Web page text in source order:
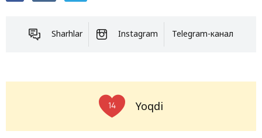
Sharhlar Instagram Telegram-канал
14 Yoqdi